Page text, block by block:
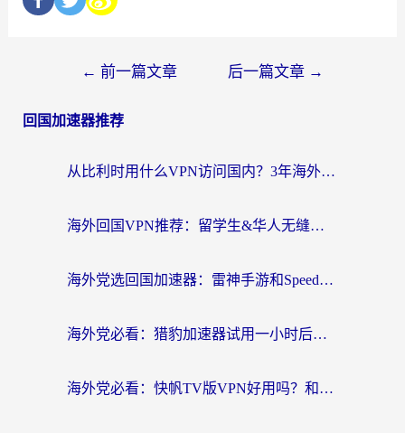
← 前一篇文章 后一篇文章 →
回国加速器推荐
从比利时用什么VPN访问国内？3年海外党亲测有效的无缝回国上网指南
海外回国VPN推荐：留学生&华人无缝访问国内资源的实用指南
海外党选回国加速器：雷神手游和SpeedCN哪个好？附避坑指南
海外党必看：猎豹加速器试用一小时后，我终于找到无缝访问国内资源的正确姿势
海外党必看：快帆TV版VPN好用吗？和畅游VPN对比哪个回国效果更好？附实用选择指南